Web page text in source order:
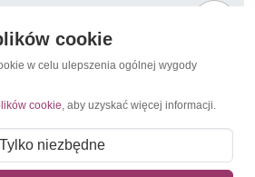
cookie
w celu ulepszenia ogólnej wygody
cookie, aby uzyskać więcej informacji.
Tylko niezbędne